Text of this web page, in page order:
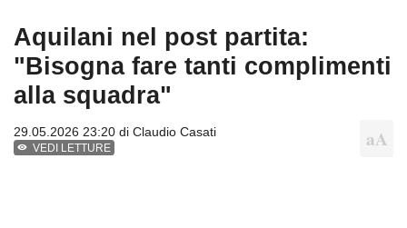
Aquilani nel post partita:
"Bisogna fare tanti complimenti
alla squadra"
29.05.2026 23:20 di Claudio Casati
VEDI LETTURE